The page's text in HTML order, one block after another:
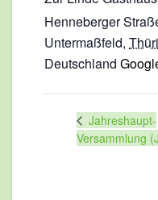
Henneberger
Untermaßfeld,
Deutschland
Jahreshaupt-
Versammlung